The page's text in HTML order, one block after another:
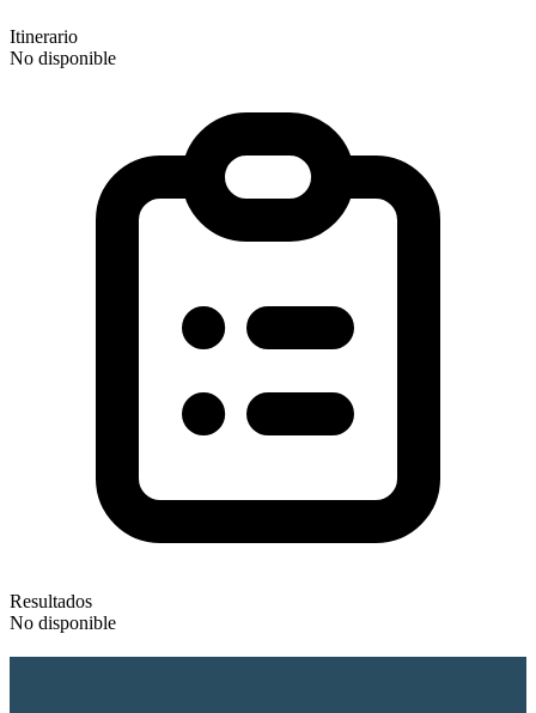
Itinerario
No disponible
Resultados
No disponible